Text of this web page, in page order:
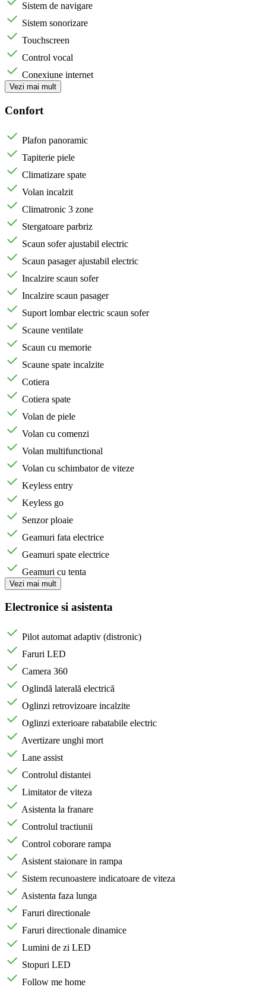
Sistem de navigare
Sistem sonorizare
Touchscreen
Control vocal
Conexiune internet
Vezi mai mult
Confort
Plafon panoramic
Tapiterie piele
Climatizare spate
Volan incalzit
Climatronic 3 zone
Stergatoare parbriz
Scaun sofer ajustabil electric
Scaun pasager ajustabil electric
Incalzire scaun sofer
Incalzire scaun pasager
Suport lombar electric scaun sofer
Scaune ventilate
Scaun cu memorie
Scaune spate incalzite
Cotiera
Cotiera spate
Volan de piele
Volan cu comenzi
Volan multifunctional
Volan cu schimbator de viteze
Keyless entry
Keyless go
Senzor ploaie
Geamuri fata electrice
Geamuri spate electrice
Geamuri cu tenta
Vezi mai mult
Electronice si asistenta
Pilot automat adaptiv (distronic)
Faruri LED
Camera 360
Oglindă laterală electrică
Oglinzi retrovizoare incalzite
Oglinzi exterioare rabatabile electric
Avertizare unghi mort
Lane assist
Controlul distantei
Limitator de viteza
Asistenta la franare
Controlul tractiunii
Control coborare rampa
Asistent staionare in rampa
Sistem recunoastere indicatoare de viteza
Asistenta faza lunga
Faruri directionale
Faruri directionale dinamice
Lumini de zi LED
Stopuri LED
Follow me home